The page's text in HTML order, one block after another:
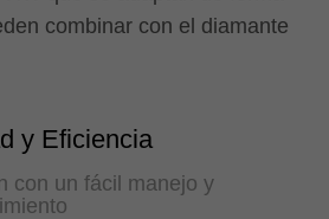
combinar con el diamante
y Eficiencia
con un fácil manejo y